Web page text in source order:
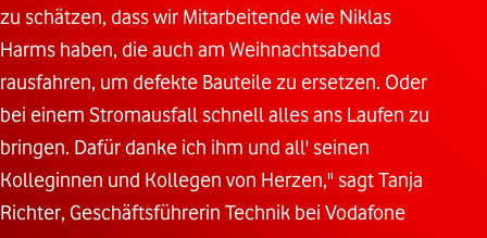
zu schätzen, dass wir Mitarbeitende wie Niklas
Harms haben, die auch am Weihnachtsabend
rausfahren, um defekte Bauteile zu ersetzen. Oder
bei einem Stromausfall schnell alles ans Laufen zu
bringen. Dafür danke ich ihm und all' seinen
Kolleginnen und Kollegen von Herzen," sagt Tanja
Richter, Geschäftsführerin Technik bei Vodafone